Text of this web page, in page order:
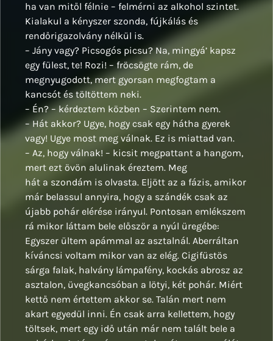
ha van mitől félnie – felmérni az alkohol szintet.
Kialakul a kényszer szonda, fújkálás és
rendőrigazolvány nélkül is.
– Jány vagy? Picsogós picsu? Na, mingyá’ kapsz
egy fülest, te! Rozi! – fröcsögte rám, de
megnyugodott, mert gyorsan megfogtam a
kancsót és töltöttem neki.
– Én? – kérdeztem közben – Szerintem nem.
– Hát akkor? Ugye, hogy csak egy hátha gyerek
vagy! Ugye most meg válnak. Ez is miattad van.
– Az, hogy válnak! – kicsit megpattant a hangom,
mert ezt övön alulinak éreztem. Meg
hát a szondám is olvasta. Eljött az a fázis, amikor
már belassul annyira, hogy a szándék csak az
újabb pohár elérése irányul. Pontosan emlékszem
rá mikor láttam bele először a nyúl üregébe:
Egyszer ültem apámmal az asztalnál. Aberráltan
kíváncsi voltam mikor van az elég. Cigifüstös
sárga falak, halvány lámpafény, kockás abrosz az
asztalon, üvegkancsóban a lötyi, két pohár. Miért
kettő nem értettem akkor se. Talán mert nem
akart egyedül inni. Én csak arra kellettem, hogy
töltsek, mert egy idő után már nem talált bele a